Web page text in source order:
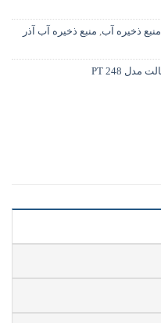
منبع ذخیره آب, منبع ذخیره آب آذر